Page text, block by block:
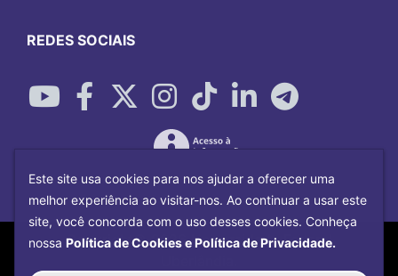
REDES SOCIAIS
Copyright©2026Universidade Federal
Este site usa cookies para nos ajudar a oferecer uma
melhor experiência ao visitar-nos. Ao continuar a usar este
site, você concorda com o uso desses cookies. Conheça
nossa Política de Cookies e Política de Privacidade.